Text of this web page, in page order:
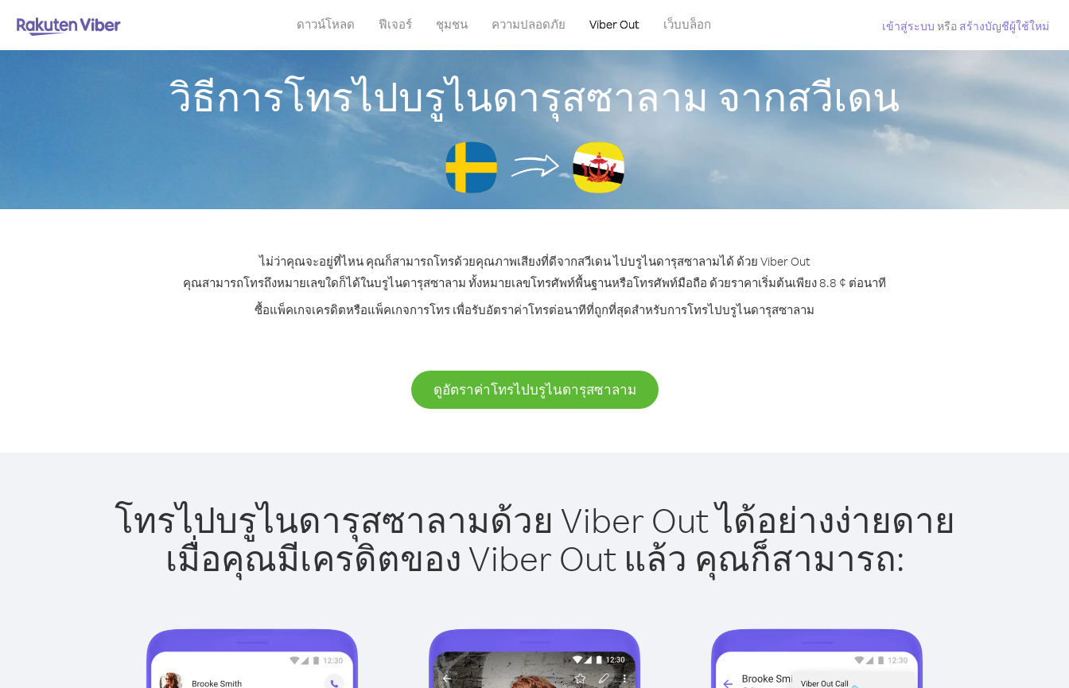
ดาวน์โหลด ฟีเจอร์ ชุมชน ความปลอดภัย Viber Out เว็บบล็อก เข้าสู่ระบบ หรือ สร้างบัญชีผู้ใช้ใหม่
วิธีการโทรไปบรูไนดารุสซาลาม จากสวีเดน
ไม่ว่าคุณจะอยู่ที่ไหน คุณก็สามารถโทรด้วยคุณภาพเสียงที่ดีจากสวีเดน ไปบรูไนดารุสซาลามได้ ด้วย Viber Out
คุณสามารถโทรถึงหมายเลขใดก็ได้ในบรูไนดารุสซาลาม ทั้งหมายเลขโทรศัพท์พื้นฐานหรือโทรศัพท์มือถือ ด้วยราคาเริ่มต้นเพียง 8.8 ¢ ต่อนาที
ซื้อแพ็คเกจเครดิตหรือแพ็คเกจการโทร เพื่อรับอัตราค่าโทรต่อนาทีที่ถูกที่สุดสำหรับการโทรไปบรูไนดารุสซาลาม
ดูอัตราค่าโทรไปบรูไนดารุสซาลาม
โทรไปบรูไนดารุสซาลามด้วย Viber Out ได้อย่างง่ายดาย
เมื่อคุณมีเครดิตของ Viber Out แล้ว คุณก็สามารถ: